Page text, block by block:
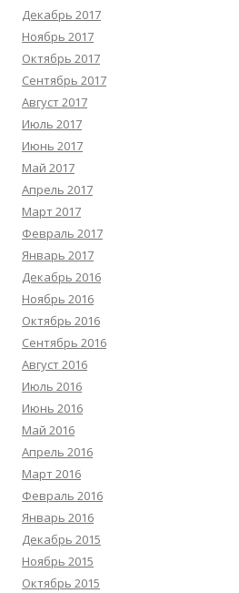
Декабрь 2017
Ноябрь 2017
Октябрь 2017
Сентябрь 2017
Август 2017
Июль 2017
Июнь 2017
Май 2017
Апрель 2017
Март 2017
Февраль 2017
Январь 2017
Декабрь 2016
Ноябрь 2016
Октябрь 2016
Сентябрь 2016
Август 2016
Июль 2016
Июнь 2016
Май 2016
Апрель 2016
Март 2016
Февраль 2016
Январь 2016
Декабрь 2015
Ноябрь 2015
Октябрь 2015